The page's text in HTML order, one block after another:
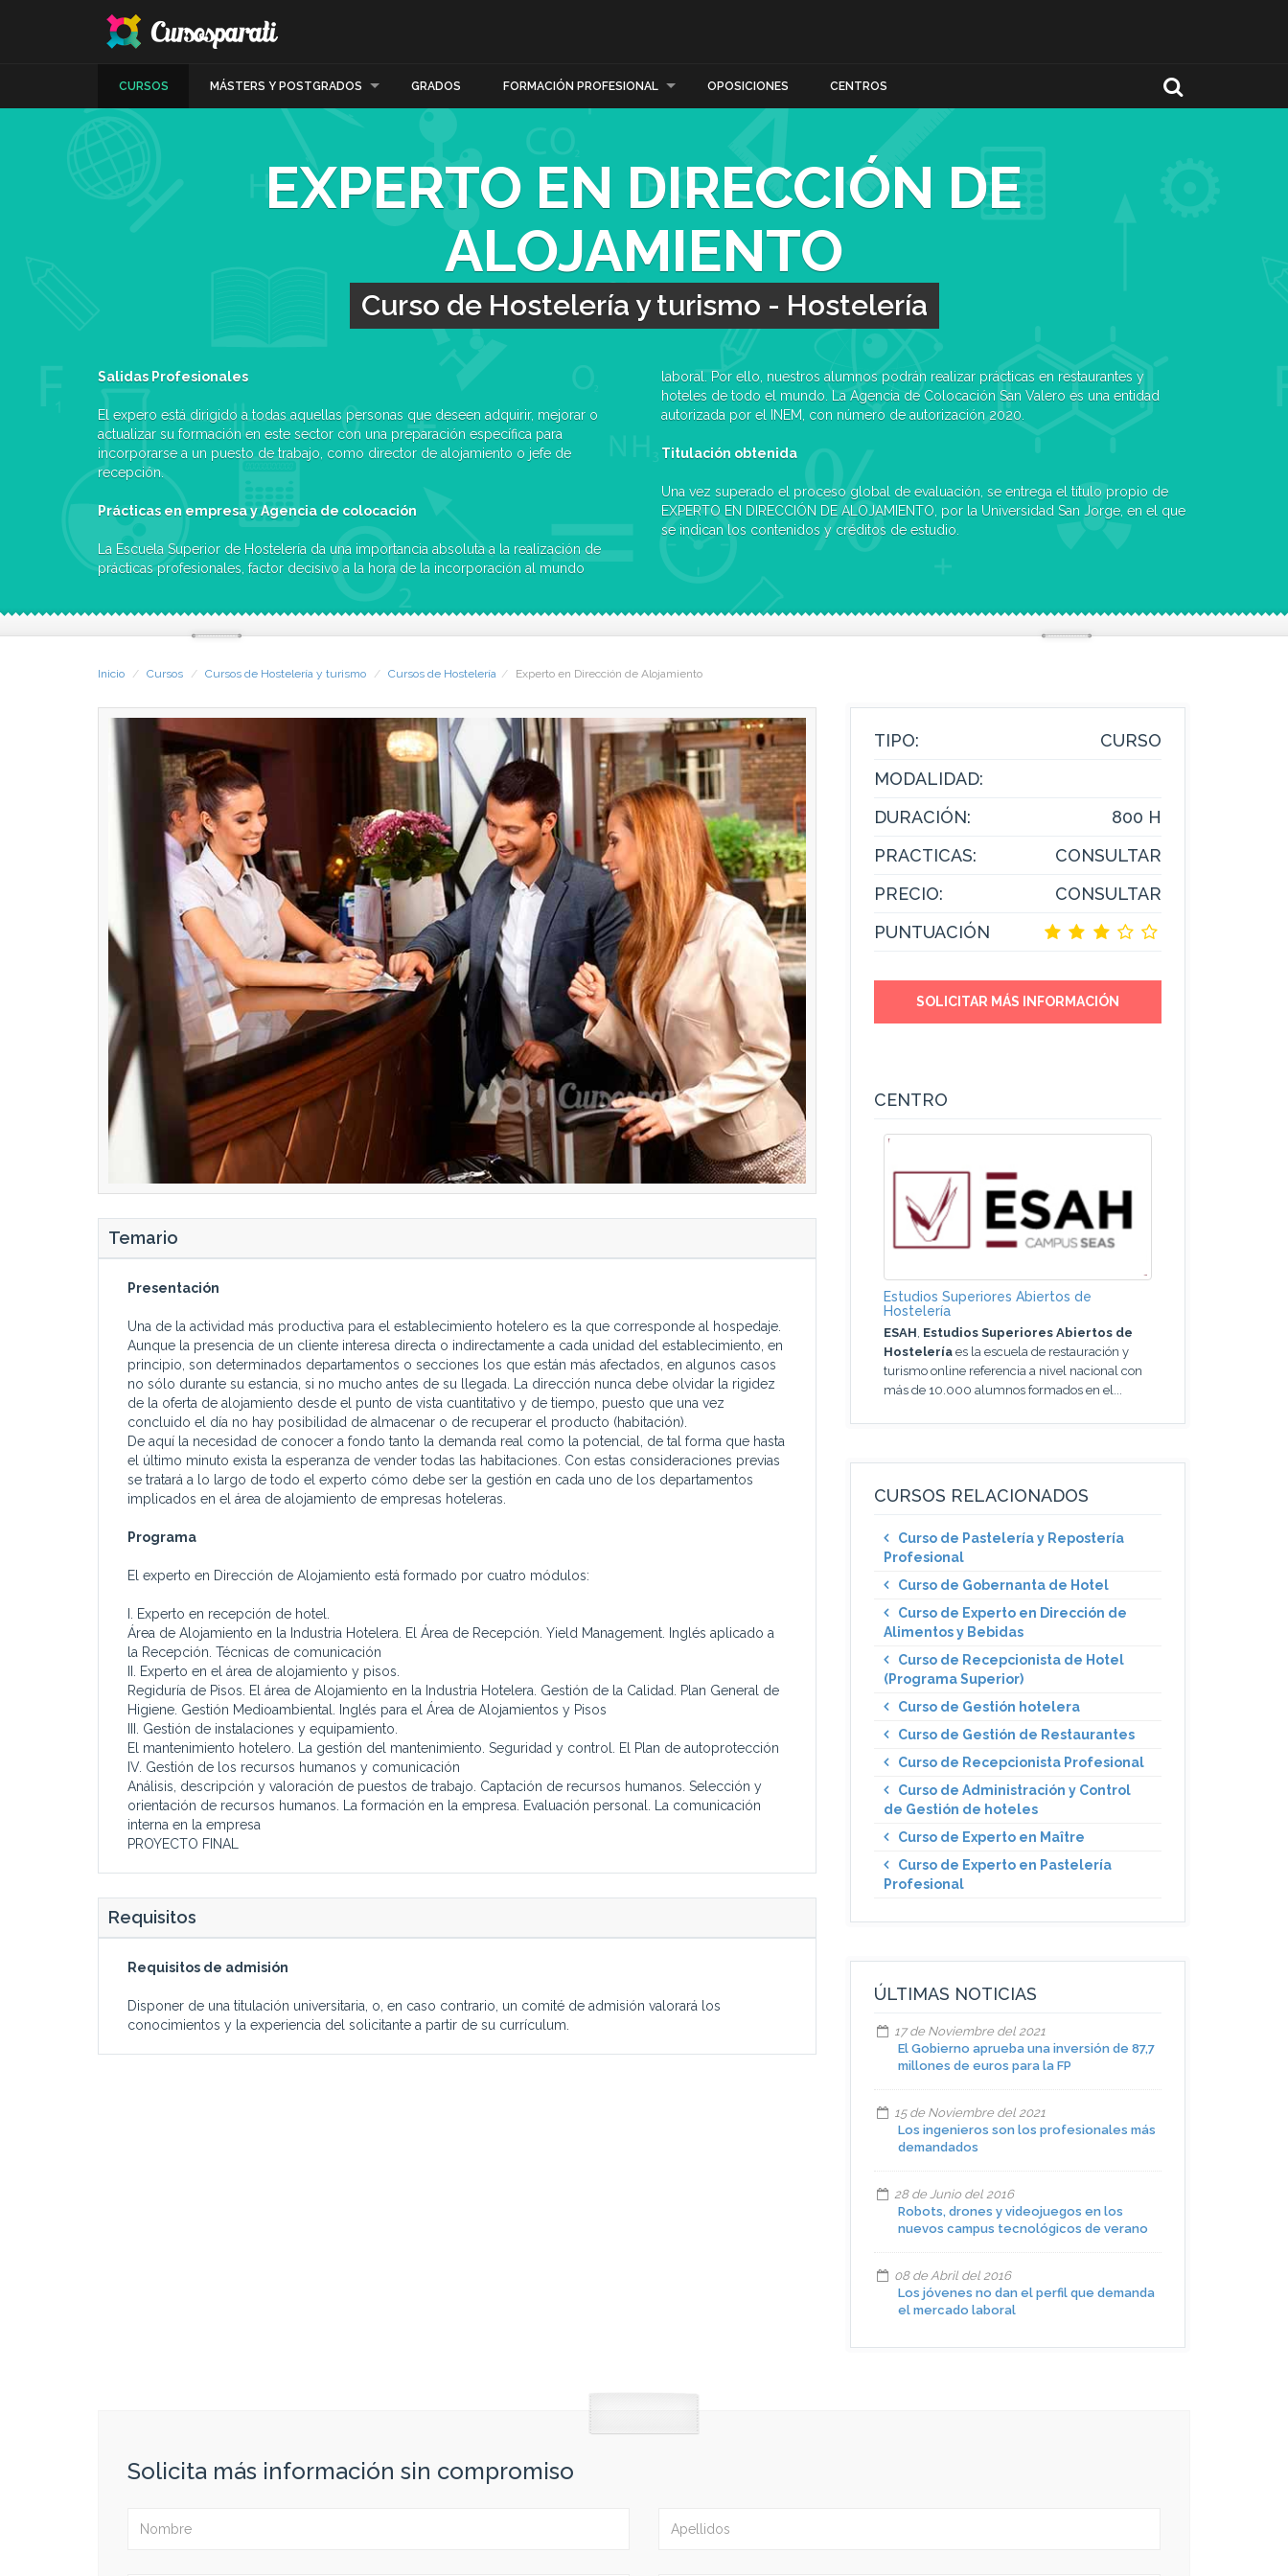
CURSOS MÁSTERS Y POSTGRADOS GRADOS FORMACIÓN PROFESIONAL OPOSICIONES CENTROS
EXPERTO EN DIRECCIÓN DE
ALOJAMIENTO
Curso de Hostelería y turismo - Hostelería
Salidas Profesionales
El expero está dirigido a todas aquellas personas que deseen adquirir, mejorar o
actualizar su formación en este sector con una preparación específica para
incorporarse a un puesto de trabajo, como director de alojamiento o jefe de
recepción.
Prácticas en empresa y Agencia de colocación
La Escuela Superior de Hostelería da una importancia absoluta a la realización de
prácticas profesionales, factor decisivo a la hora de la incorporación al mundo
laboral. Por ello, nuestros alumnos podrán realizar prácticas en restaurantes y
hoteles de todo el mundo. La Agencia de Colocación San Valero es una entidad
autorizada por el INEM, con número de autorización 2020.
Titulación obtenida
Una vez superado el proceso global de evaluación, se entrega el título propio de
EXPERTO EN DIRECCIÓN DE ALOJAMIENTO, por la Universidad San Jorge, en el que
se indican los contenidos y créditos de estudio.
Inicio Cursos Cursos de Hostelería y turismo Cursos de Hostelería Experto en Dirección de Alojamiento
Temario
Presentación
Una de la actividad más productiva para el establecimiento hotelero es la que corresponde al hospedaje.
Aunque la presencia de un cliente interesa directa o indirectamente a cada unidad del establecimiento, en
principio, son determinados departamentos o secciones los que están más afectados, en algunos casos
no sólo durante su estancia, si no mucho antes de su llegada. La dirección nunca debe olvidar la rigidez
de la oferta de alojamiento desde el punto de vista cuantitativo y de tiempo, puesto que una vez
concluido el día no hay posibilidad de almacenar o de recuperar el producto (habitación).
De aquí la necesidad de conocer a fondo tanto la demanda real como la potencial, de tal forma que hasta
el último minuto exista la esperanza de vender todas las habitaciones. Con estas consideraciones previas
se tratará a lo largo de todo el experto cómo debe ser la gestión en cada uno de los departamentos
implicados en el área de alojamiento de empresas hoteleras.
Programa
El experto en Dirección de Alojamiento está formado por cuatro módulos:
I. Experto en recepción de hotel.
Área de Alojamiento en la Industria Hotelera. El Área de Recepción. Yield Management. Inglés aplicado a
la Recepción. Técnicas de comunicación
II. Experto en el área de alojamiento y pisos.
Regiduría de Pisos. El área de Alojamiento en la Industria Hotelera. Gestión de la Calidad. Plan General de
Higiene. Gestión Medioambiental. Inglés para el Área de Alojamientos y Pisos
III. Gestión de instalaciones y equipamiento.
El mantenimiento hotelero. La gestión del mantenimiento. Seguridad y control. El Plan de autoprotección
IV. Gestión de los recursos humanos y comunicación
Análisis, descripción y valoración de puestos de trabajo. Captación de recursos humanos. Selección y
orientación de recursos humanos. La formación en la empresa. Evaluación personal. La comunicación
interna en la empresa
PROYECTO FINAL
Requisitos
Requisitos de admisión
Disponer de una titulación universitaria, o, en caso contrario, un comité de admisión valorará los
conocimientos y la experiencia del solicitante a partir de su currículum.
TIPO:
CURSO
MODALIDAD:
DURACIÓN:
800 H
PRACTICAS:
CONSULTAR
PRECIO:
CONSULTAR
PUNTUACIÓN
SOLICITAR MÁS INFORMACIÓN
CENTRO
Estudios Superiores Abiertos de
Hostelería
ESAH, Estudios Superiores Abiertos de
Hostelería es la escuela de restauración y
turismo online referencia a nivel nacional con
más de 10.000 alumnos formados en el...
CURSOS RELACIONADOS
Curso de Pastelería y Repostería
Profesional
Curso de Gobernanta de Hotel
Curso de Experto en Dirección de
Alimentos y Bebidas
Curso de Recepcionista de Hotel
(Programa Superior)
Curso de Gestión hotelera
Curso de Gestión de Restaurantes
Curso de Recepcionista Profesional
Curso de Administración y Control
de Gestión de hoteles
Curso de Experto en Maître
Curso de Experto en Pastelería
Profesional
ÚLTIMAS NOTICIAS
17 de Noviembre del 2021
El Gobierno aprueba una inversión de 87,7
millones de euros para la FP
15 de Noviembre del 2021
Los ingenieros son los profesionales más
demandados
28 de Junio del 2016
Robots, drones y videojuegos en los
nuevos campus tecnológicos de verano
08 de Abril del 2016
Los jóvenes no dan el perfil que demanda
el mercado laboral
Solicita más información sin compromiso